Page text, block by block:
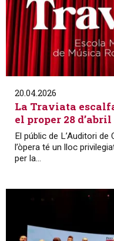
20.04.2026
La Traviata
el proper 28 d’abril
El públic de L’Auditori
l’òpera té un lloc
per la...